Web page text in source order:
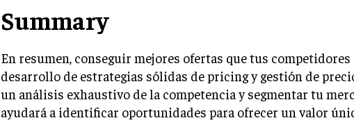
Summary
En resumen, conseguir mejores ofertas que tus
desarrollo de estrategias sólidas de pricing y gestión de
un análisis exhaustivo de la competencia y segmentar tu
ayudará a identificar oportunidades para ofrecer un valor